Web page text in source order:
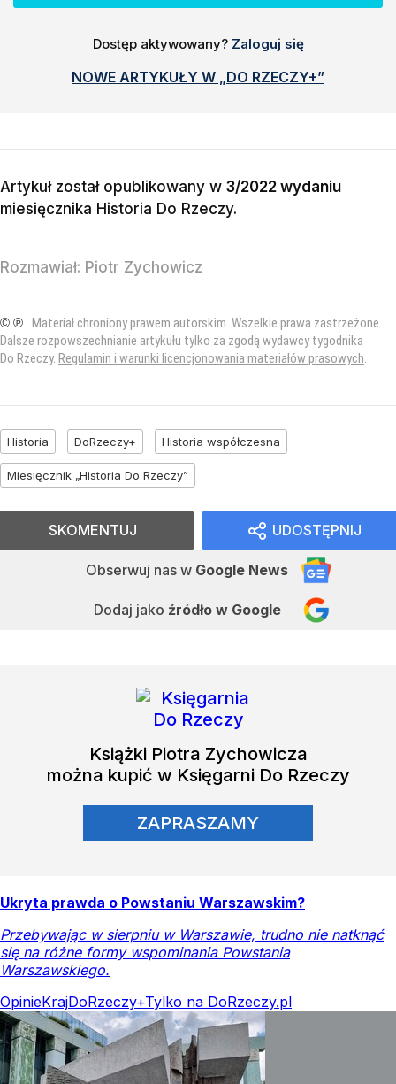
Dostęp aktywowany? Zaloguj się
NOWE ARTYKUŁY W „DO RZECZY+”
Artykuł został opublikowany w 3/2022 wydaniu
miesięcznika Historia Do Rzeczy.
Rozmawiał: Piotr Zychowicz
© ℗
Materiał chroniony prawem autorskim. Wszelkie prawa zastrzeżone.
Dalsze rozpowszechnianie artykułu tylko za zgodą wydawcy tygodnika
Do Rzeczy. Regulamin i warunki licencjonowania materiałów prasowych.
Historia DoRzeczy+ Historia współczesna
Miesięcznik „Historia Do Rzeczy”
UDOSTĘPNIJ
Obserwuj nas w Google News
Dodaj jako źródło w Google
SKOMENTUJ
Książki Piotra Zychowicza
można kupić w Księgarni Do Rzeczy
ZAPRASZAMY
Ukryta prawda o Powstaniu Warszawskim?
Przebywając w sierpniu w Warszawie, trudno nie natknąć
się na różne formy wspominania Powstania
Warszawskiego.
OpinieKrajDoRzeczy+Tylko na DoRzeczy.pl